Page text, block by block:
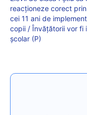
reacționeze corect
cei 11 ani de
copii / Învățătorii vor fi
școlar (P)